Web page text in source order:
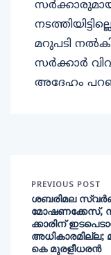
മറുപടി
സര്‍ക്കാര്‍
അദേഹം
PREVIOUS POST
ശബരിമല
മോഷണക്കേസ്,
ക്കാരിന്
അധികാരമില്ല;
കെ മുരളീധരൻ